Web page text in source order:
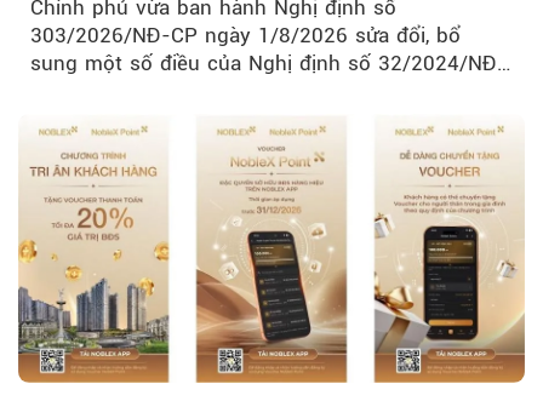
Chính phủ vừa ban hành Nghị định số
303/2026/NĐ-CP ngày 1/8/2026 sửa đổi, bổ
sung một số điều của Nghị định số 32/2024/NĐ-